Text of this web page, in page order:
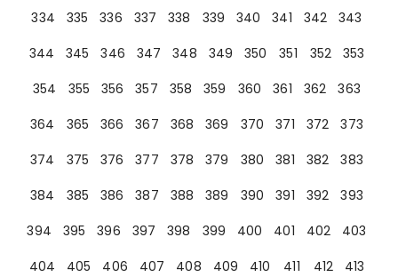
334
335 336 337 338 339 340 341 342
343
344
345 346 347 348 349 350 351 352
353
354
355 356 357 358 359 360 361 362
363
364
365 366 367 368 369 370 371 372
373
374
375 376 377 378 379 380 381 382
383
384
385 386 387 388 389 390 391 392
393
394
395 396 397 398 399 400 401 402
403
404
405 406 407 408 409 410 411 412
413